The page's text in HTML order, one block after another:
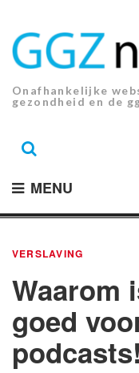
inhoud.
Onafhankelijke
gezondheid en de
MENU
VERSLAVING
Waarom
goed
podcasts!